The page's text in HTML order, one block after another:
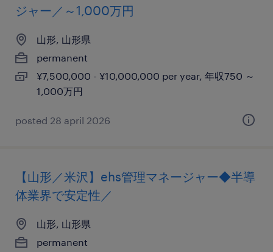
ジャー／～1,000万円
山形, 山形県
permanent
¥7,500,000 - ¥10,000,000 per year, 年収750 ～
1,000万円
posted 28 april 2026
【山形／米沢】ehs管理マネージャー◆半導
体業界で安定性／
山形, 山形県
permanent